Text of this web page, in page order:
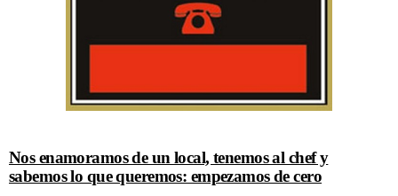
Nos enamoramos de un local, tenemos al chef y
sabemos lo que queremos: empezamos de cero